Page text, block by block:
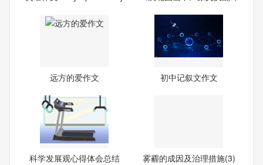
远方的爱作文 初中记叙文作文
科学发展观心得体会总结 雾霾的成因及治理措施(3)